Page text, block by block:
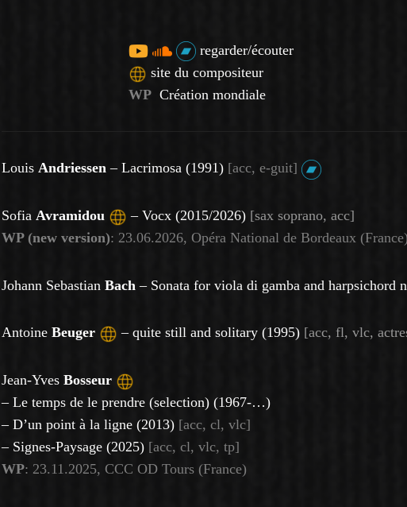
regarder/écouter
site du compositeur
WP Création mondiale
Louis Andriessen– Lacrimosa (1991) [acc, e-guit]
Sofia Avramidou – Vocx (2015/2026) [sax soprano, acc]
WP (new version): 23.06.2026, Opéra National de Bordeaux
Johann Sebastian Bach – Sonata for viola di gamba and harpsichord
Antoine Beuger – quite still and solitary (1995) [acc, fl, vlc,
Jean-Yves Bosseur
– Le temps de le prendre (selection) (1967-…)
– D’un point à la ligne (2013) [acc, cl, vlc]
– Signes-Paysage (2025) [acc, cl, vlc, tp]
WP: 23.11.2025, CCC OD Tours (France)